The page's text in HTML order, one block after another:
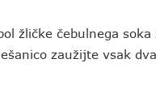
žličke čebulnega soka
zaužijte vsak